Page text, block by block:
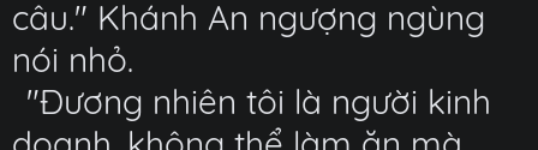
câu." Khánh An ngượng ngùng
nói nhỏ.
"Đương nhiên tôi là người kinh